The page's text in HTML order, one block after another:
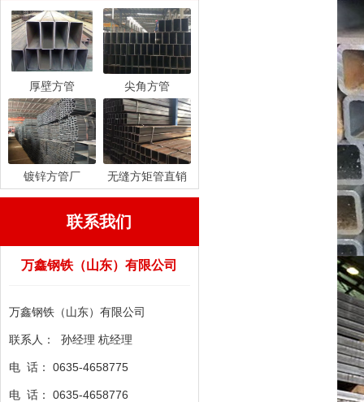
厚壁方管 尖角方管
镀锌方管厂 无缝方矩管直销
联系我们
万鑫钢铁（山东）有限公司
万鑫钢铁（山东）有限公司
联系人： 孙经理 杭经理
电 话： 0635-4658775
电 话： 0635-4658776